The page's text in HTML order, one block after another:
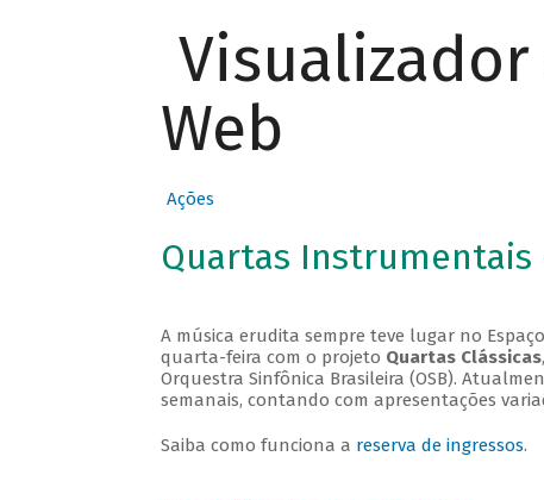
Web
Ações
Quartas Instrumentais
A música erudita sempre teve lugar no
quarta-feira com o projeto Quartas Clássicas
Orquestra Sinfônica Brasileira (OSB).
semanais, contando com apresentações
Saiba como funciona a reserva de ingressos.